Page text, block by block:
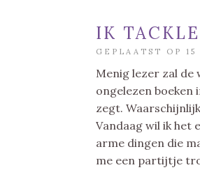
IK
GEPLAATST OP
Menig lezer zal de
ongelezen boeken
zegt.
Vandaag wil ik het
arme dingen die
me een partijtje